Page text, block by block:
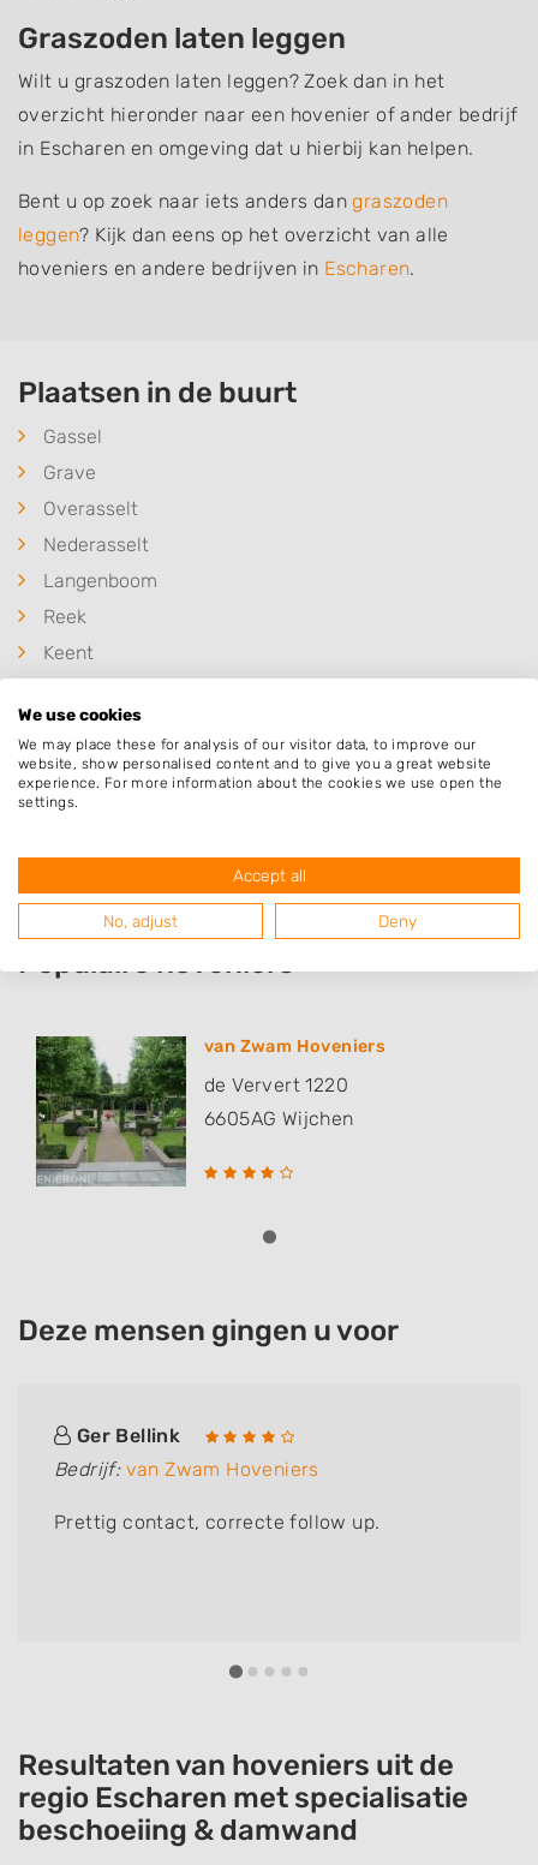
Graszoden laten leggen
Wilt u graszoden laten leggen? Zoek dan in het
overzicht hieronder naar een hovenier of ander bedrijf
in Escharen en omgeving dat u hierbij kan helpen.
Bent u op zoek naar iets anders dangraszoden
leggen? Kijk dan eens op het overzicht van alle
hoveniers en andere bedrijven in Escharen.
Plaatsen in de buurt
Gassel
Grave
Overasselt
Nederasselt
Langenboom
Reek
Keent
Linden
Balgoij
Mill
Populaire hoveniers
van Zwam Hoveniers
de Ververt 1220
6605AG Wijchen
Deze mensen gingen u voor
Ger Bellink
Bedrijf: van Zwam Hoveniers
Prettig contact, correcte follow up.
Resultaten van hoveniers uit de
regio Escharen met specialisatie
beschoeiing & damwand
We use cookies
We may place these for analysis of our visitor data, to improve our
website, show personalised content and to give you a great website
experience. For more information about the cookies we use open the
settings.
Accept all
No, adjust Deny